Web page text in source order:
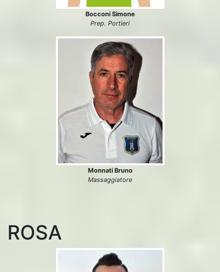
Bocconi Simone
Prep. Portieri
Monnati Bruno
Massaggiatore
ROSA